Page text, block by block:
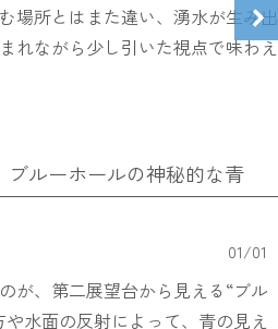
場所とはまた違い、湧水が生み出
れながら少し引いた視点で味わえ
ブルーホールの神秘的な青
01/01
が、第二展望台から見える“ブル
水面の反射によって、青の見え